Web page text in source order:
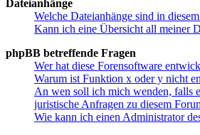
Dateianhänge
Welche Dateianhänge sind in
Kann ich eine Übersicht all meiner
phpBB betreffende Fragen
Wer hat diese Forensoftware
Warum ist Funktion x oder y nicht
An wen soll ich mich wenden, falls
juristische Anfragen zu diesem
Wie kann ich einen Administrator